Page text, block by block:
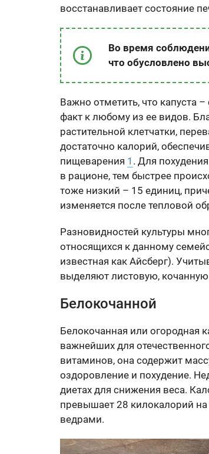
восстанавливает состояние
Во время
что обусловлено
Важно отметить, что капуста
факт к любому из ее видов.
растительной клетчатки,
достаточно калорий,
пищеварения 1 . Для
в рационе, тем быстрее
тоже низкий – 15 единиц,
изменяется после тепловой
Разновидностей культуры
относящихся к данному
известная как Айсберг).
выделяют листовую,
Белокочанной
Белокочанная или огородная
важнейших для
витаминов, она содержит
оздоровление и похудение.
диетах для снижения веса.
превышает 28 килокалорий
ведрами.